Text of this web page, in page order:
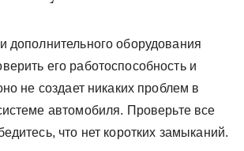
дополнительного оборудования
его работоспособность и
не создает никаких проблем в
автомобиля. Проверьте все
что нет коротких замыканий.